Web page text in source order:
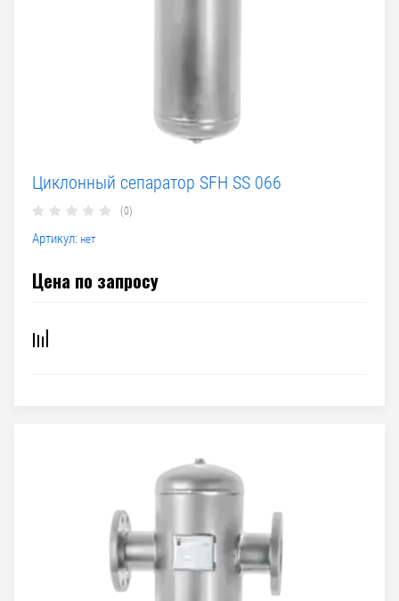
Циклонный сепаратор SFH SS 066
(0)
Артикул: нет
Цена по запросу